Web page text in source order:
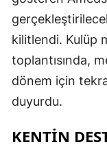
kilitlendi. Kulüp
toplantısında,
dönem için
duyurdu.
KENTİN